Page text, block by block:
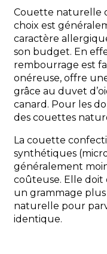
Couette naturelle
choix est
caractère
son budget. En
rembourrage est
onéreuse, offre
grâce au duvet
canard. Pour les
des couettes
La couette
synthétiques
généralement
coûteuse. Elle doit
un grammage
naturelle pour
identique.